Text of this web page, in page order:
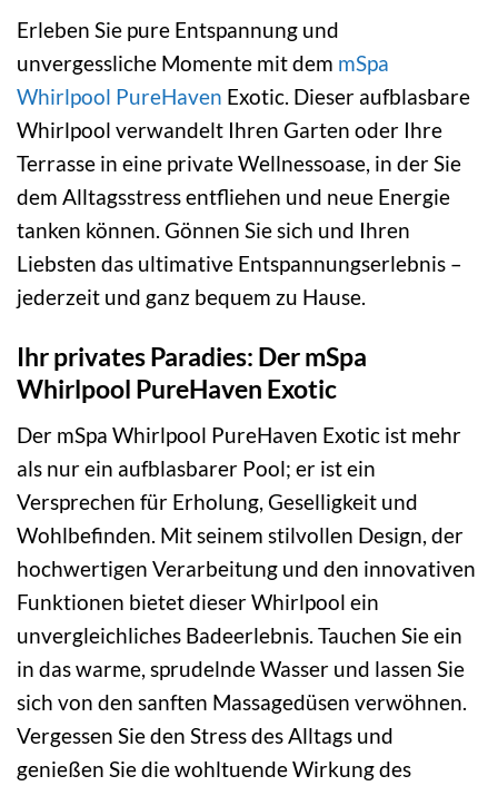
Erleben Sie pure Entspannung und
unvergessliche Momente mit dem mSpa
Whirlpool PureHaven Exotic. Dieser aufblasbare
Whirlpool verwandelt Ihren Garten oder Ihre
Terrasse in eine private Wellnessoase, in der Sie
dem Alltagsstress entfliehen und neue Energie
tanken können. Gönnen Sie sich und Ihren
Liebsten das ultimative Entspannungserlebnis –
jederzeit und ganz bequem zu Hause.
Ihr privates Paradies: Der mSpa
Whirlpool PureHaven Exotic
Der mSpa Whirlpool PureHaven Exotic ist mehr
als nur ein aufblasbarer Pool; er ist ein
Versprechen für Erholung, Geselligkeit und
Wohlbefinden. Mit seinem stilvollen Design, der
hochwertigen Verarbeitung und den innovativen
Funktionen bietet dieser Whirlpool ein
unvergleichliches Badeerlebnis. Tauchen Sie ein
in das warme, sprudelnde Wasser und lassen Sie
sich von den sanften Massagedüsen verwöhnen.
Vergessen Sie den Stress des Alltags und
genießen Sie die wohltuende Wirkung des